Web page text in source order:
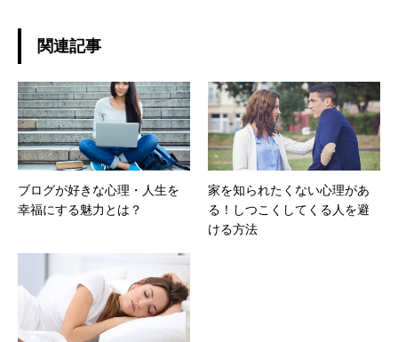
関連記事
ブログが好きな心理・人生を
幸福にする魅力とは？
家を知られたくない心理があ
る！しつこくしてくる人を避
ける方法